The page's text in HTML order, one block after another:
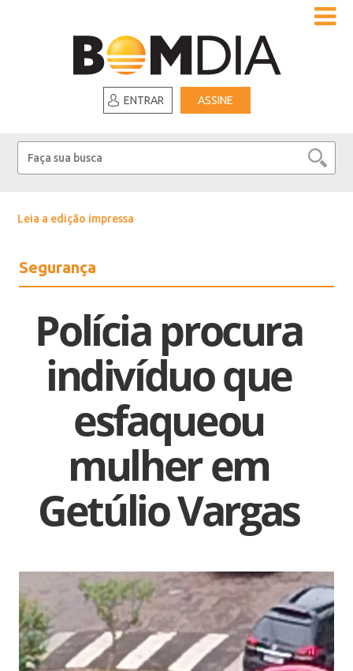
ENTRAR ASSINE
Leia a edição impressa
Segurança
Polícia procura
indivíduo que
esfaqueou
mulher em
Getúlio Vargas